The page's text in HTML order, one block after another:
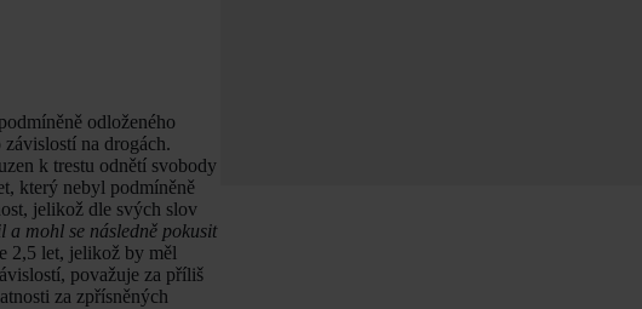
odloženého
na drogách.
k trestu odnětí svobody
který nebyl podmíněně
jelikož dle svých slov
a mohl se následně pokusit
2,5 let, jelikož by měl
považuje za příliš
za zpřísněných